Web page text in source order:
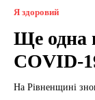
Я здоровий
Ще одна
COVID-
На Рівненщині